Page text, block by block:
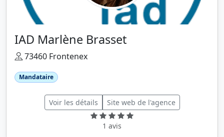
IAD Marlène Brasset
73460 Frontenex
Mandataire
Voir les détails Site web de l'agence
1 avis